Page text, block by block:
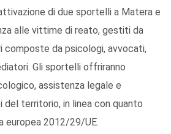
di due sportelli a Matera e
alle vittime di reato, gestiti da
composte da psicologi, avvocati,
Gli sportelli offriranno
assistenza legale e
del territorio, in linea con quanto
europea 2012/29/UE.